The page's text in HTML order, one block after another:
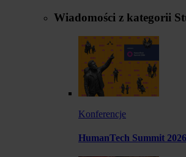
Wiadomości z kategorii
Konferencje
HumanTech Summit 2026